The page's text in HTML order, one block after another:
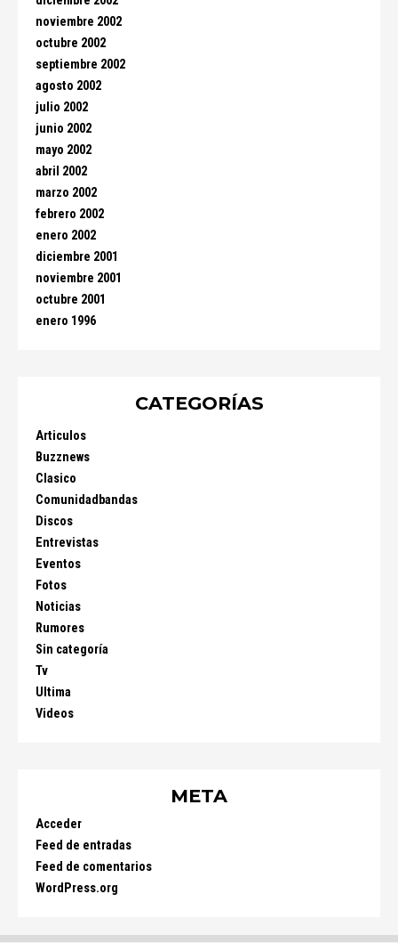
noviembre 2002
octubre 2002
septiembre 2002
agosto 2002
julio 2002
junio 2002
mayo 2002
abril 2002
marzo 2002
febrero 2002
enero 2002
diciembre 2001
noviembre 2001
octubre 2001
enero 1996
CATEGORÍAS
Articulos
Buzznews
Clasico
Comunidadbandas
Discos
Entrevistas
Eventos
Fotos
Noticias
Rumores
Sin categoría
Tv
Ultima
Videos
META
Acceder
Feed de entradas
Feed de comentarios
WordPress.org